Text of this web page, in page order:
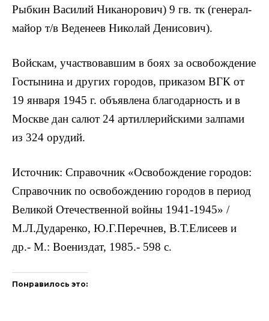
Рыбкин Василий Никанорович) 9 гв. тк (генерал-
майор т/в Веденеев Николай Денисович).
Войскам, участвовавшим в боях за освобождение
Гостынина и других городов, приказом ВГК от
19 января 1945 г. объявлена благодарность и в
Москве дан салют 24 артиллерийскими залпами
из 324 орудий.
Источник: Справочник «Освобождение городов:
Справочник по освобождению городов в период
Великой Отечественной войны 1941-1945» /
М.Л.Дударенко, Ю.Г.Перечнев, В.Т.Елисеев и
др.- М.: Воениздат, 1985.- 598 с.
Понравилось это: